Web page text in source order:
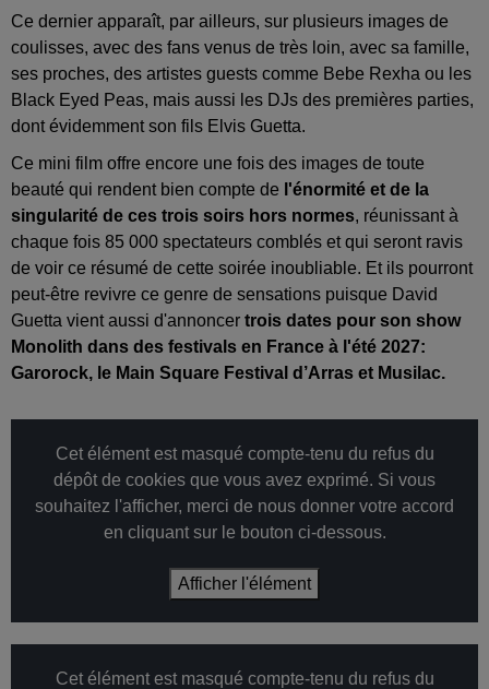
Ce dernier apparaît, par ailleurs, sur plusieurs images de
coulisses, avec des fans venus de très loin, avec sa famille,
ses proches, des artistes guests comme Bebe Rexha ou les
Black Eyed Peas, mais aussi les DJs des premières parties,
dont évidemment son fils Elvis Guetta.
Ce mini film offre encore une fois des images de toute
beauté qui rendent bien compte de l'énormité et de la
singularité de ces trois soirs hors normes, réunissant à
chaque fois 85 000 spectateurs comblés et qui seront ravis
de voir ce résumé de cette soirée inoubliable. Et ils pourront
peut-être revivre ce genre de sensations puisque David
Guetta vient aussi d'annoncer trois dates pour son show
Monolith dans des festivals en France à l'été 2027:
Garorock, le Main Square Festival d’Arras et Musilac.
Cet élément est masqué compte-tenu du refus du
dépôt de cookies que vous avez exprimé. Si vous
souhaitez l'afficher, merci de nous donner votre accord
en cliquant sur le bouton ci-dessous.
Afficher l'élément
Cet élément est masqué compte-tenu du refus du